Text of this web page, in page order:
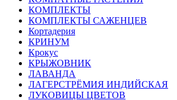
КОМПЛЕКТЫ
КОМПЛЕКТЫ САЖЕНЦЕВ
Кортадерия
КРИНУМ
Крокус
КРЫЖОВНИК
ЛАВАНДА
ЛАГЕРСТРЁМИЯ ИНДИЙСКАЯ
ЛУКОВИЦЫ ЦВЕТОВ